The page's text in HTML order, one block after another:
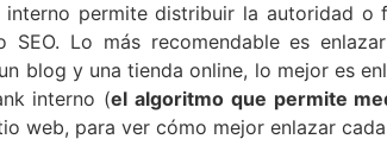
interno permite distribuir la autoridad o
SEO. Lo más recomendable es
blog y una tienda online, lo mejor es
interno (el algoritmo que permite
web, para ver cómo mejor enlazar